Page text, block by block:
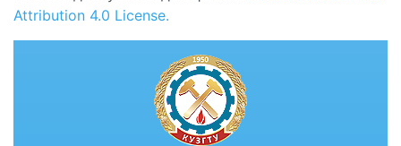
Attribution 4.0 License.